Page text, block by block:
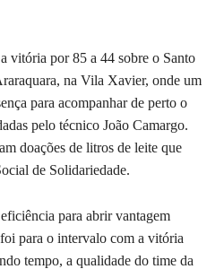
vitória por 85 a 44 sobre o Santo
na Vila Xavier, onde um
para acompanhar de perto o
pelo técnico João Camargo.
doações de litros de leite que
de Solidariedade.
para abrir vantagem
para o intervalo com a vitória
tempo, a qualidade do time da